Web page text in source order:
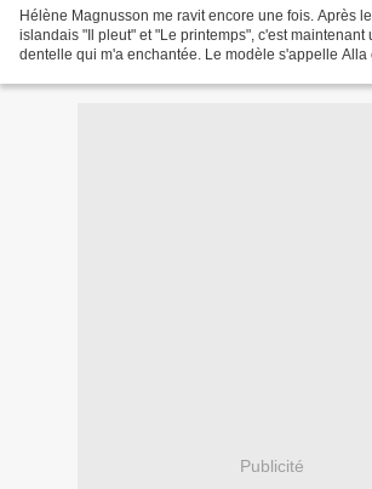
Hélène Magnusson me ravit encore une fois. Après
islandais "Il pleut" et "Le printemps", c'est maintenant
dentelle qui m'a enchantée. Le modèle s'appelle Alla
Publicité